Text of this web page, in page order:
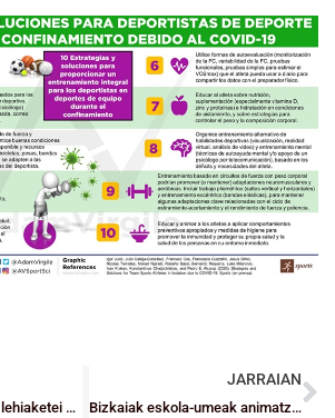
Bizkaiko eskoletako lehiaketei buruzko solasaldia
JARRAIAN
Bizkaiak eskola-umeak animatzen ditu etxean kirola egitera, Heziketa Fisikoaren Egunean